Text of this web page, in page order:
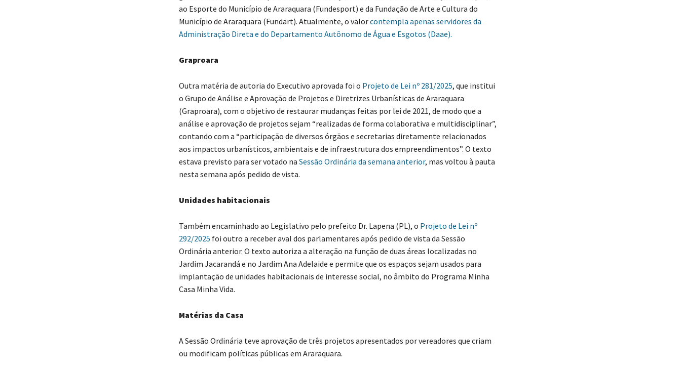
ao Esporte do Município de Araraquara (Fundesport) e da Fundação de Arte e Cultura do
Município de Araraquara (Fundart). Atualmente, o valorcontempla apenas servidores da
Administração Direta e do Departamento Autônomo de Água e Esgotos (Daae).
Graproara
Outra matéria de autoria do Executivo aprovada foi o Projeto de Lei nº 281/2025, que institui
o Grupo de Análise e Aprovação de Projetos e Diretrizes Urbanísticas de Araraquara
(Graproara), com o objetivo de restaurar mudanças feitas por lei de 2021, de modo que a
análise e aprovação de projetos sejam “realizadas de forma colaborativa e multidisciplinar”,
contando com a “participação de diversos órgãos e secretarias diretamente relacionados
aos impactos urbanísticos, ambientais e de infraestrutura dos empreendimentos”. O texto
estava previsto para ser votado na Sessão Ordinária da semana anterior, mas voltou à pauta
nesta semana após pedido de vista.
Unidades habitacionais
Também encaminhado ao Legislativo pelo prefeito Dr. Lapena (PL), o Projeto de Lei nº
292/2025 foi outro a receber aval dos parlamentares após pedido de vista da Sessão
Ordinária anterior. O texto autoriza a alteração na função de duas áreas localizadas no
Jardim Jacarandá e no Jardim Ana Adelaide e permite que os espaços sejam usados para
implantação de unidades habitacionais de interesse social, no âmbito do Programa Minha
Casa Minha Vida.
Matérias da Casa
A Sessão Ordinária teve aprovação de três projetos apresentados por vereadores que criam
ou modificam políticas públicas em Araraquara.